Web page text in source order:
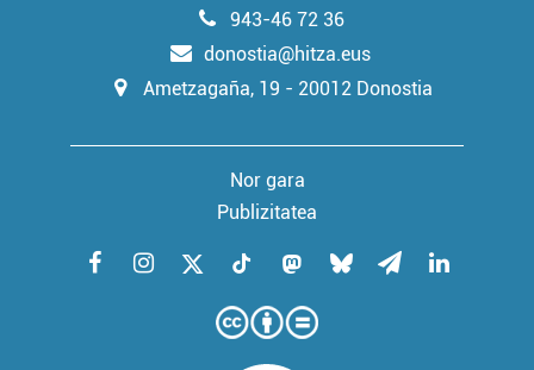
943-46 72 36
donostia@hitza.eus
Ametzagaña, 19 - 20012 Donostia
Nor gara
Publizitatea